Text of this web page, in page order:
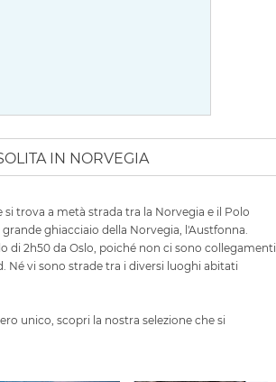
IN NORVEGIA
trova a metà strada tra la Norvegia e il Polo
ghiacciaio della Norvegia, l'Austfonna.
di 2h50 da Oslo, poiché non ci sono collegamenti
Né vi sono strade tra i diversi luoghi abitati
unico, scopri la nostra selezione che si